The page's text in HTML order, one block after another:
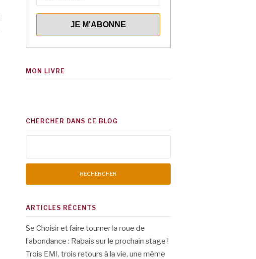
MON LIVRE
CHERCHER DANS CE BLOG
ARTICLES RÉCENTS
Se Choisir et faire tourner la roue de
l’abondance : Rabais sur le prochain stage !
Trois EMI, trois retours à la vie, une même